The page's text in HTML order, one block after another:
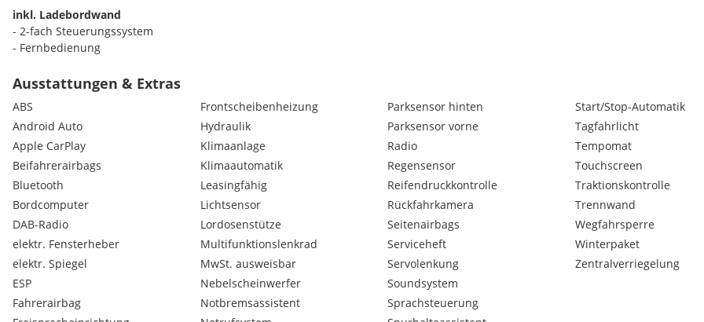
inkl. Ladebordwand
- 2-fach Steuerungssystem
- Fernbedienung
- Abrollsicherung
- 224cm x 160cm Plattform
inkl. Rückfahrkamera
inkl. Audio-System SYNC4 mit Touchscreen
- Rückfahrkamera
inkl. Anhängervorrichtung Vorbereitung
inkl. Regensensor
inkl. Frontscheibe beheizbar
inkl. Technologie Paket 11:
Ausstattungen & Extras
ABS
Android Auto
Apple CarPlay
Beifahrerairbags
Bluetooth
Bordcomputer
DAB-Radio
elektr. Fensterheber
elektr. Spiegel
ESP
Fahrerairbag
Frontscheibenheizung
Hydraulik
Klimaanlage
Klimaautomatik
Leasingfähig
Lichtsensor
Lordosenstütze
Multifunktionslenkrad
MwSt. ausweisbar
Nebelscheinwerfer
Notbremsassistent
Parksensor hinten
Parksensor vorne
Radio
Regensensor
Reifendruckkontrolle
Rückfahrkamera
Seitenairbags
Serviceheft
Servolenkung
Soundsystem
Sprachsteuerung
Start/Stop-Automatik
Tagfahrlicht
Tempomat
Touchscreen
Traktionskontrolle
Trennwand
Wegfahrsperre
Winterpaket
Zentralverriegelung